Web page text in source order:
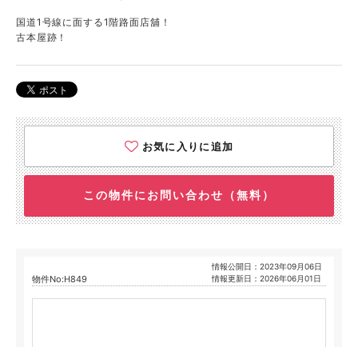
国道1号線に面する1階路面店舖！
古本屋跡！
お気に入りに追加
この物件にお問い合わせ（無料）
物件No:H849
情報公開日：2023年09月06日
情報更新日：2026年06月01日